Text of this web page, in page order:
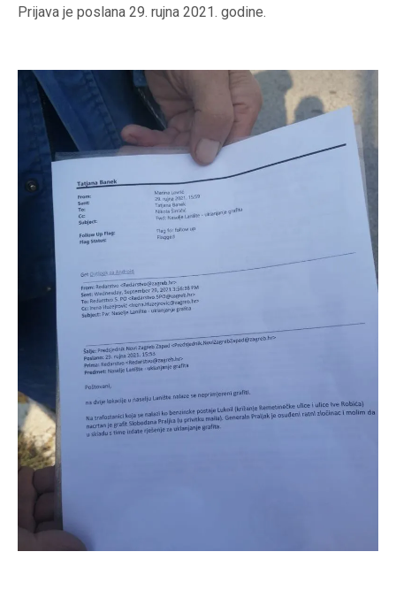
Prijava je poslana 29. rujna 2021. godine.